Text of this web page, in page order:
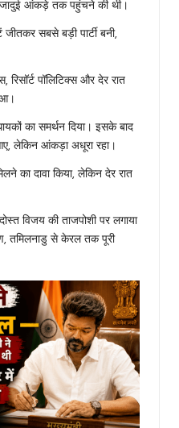
जादुई आंकड़े तक पहुंचने की थी।
सबसे बड़ी पार्टी बनी,
पॉलिटिक्स और देर रात
का समर्थन दिया। इसके बाद
लेकिन आंकड़ा अधूरा रहा।
का दावा किया, लेकिन देर रात
विजय की ताजपोशी पर लगाया
तमिलनाडु से केरल तक पूरी